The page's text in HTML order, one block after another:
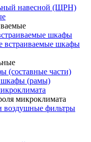
навесной (ЩРН)
шкафы
встраиваемые шкафы
(составные части)
(рамы)
микроклимата
воздушные фильтры